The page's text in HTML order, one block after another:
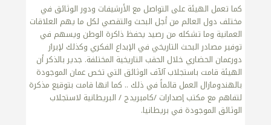
كما تعمل الهيئة على التواصل مع الأرشيفات ودور الوثائق في
مختلف دول العالم من أجل البحث والتقصي لكل ما يهم العلاقات
العمانية وما تشكله من رصيد يحفظ ذاكرة الوطن ويسهم في
توفير مصادر البحث التاريخي في الإبداع الفكري وكذلك لإبراز
دورعمان الحضاري خلال الحقب التاريخية المختلفة. جدير بالذكر أن
الهيئة قامت باستجلاب آلآف الوثائق التي تخص عمان الموجودة
بالهندومازال العمل قائماً في ذلك .. كما انها قامت بتوقيع مذكرة
لتفاهم مع مكتب إصدارات /كامبريدج / البريطانية لاستجلاب
الوثائق الموجودة في بريطانيا.